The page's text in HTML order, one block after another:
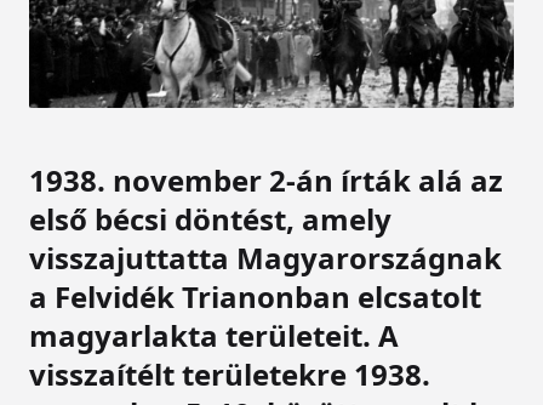
1938. november 2-án írták alá az
első bécsi döntést, amely
visszajuttatta Magyarországnak
a Felvidék Trianonban elcsatolt
magyarlakta területeit. A
visszaítélt területekre 1938.